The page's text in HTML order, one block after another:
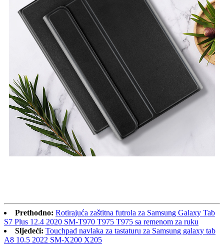
Prethodno: Rotirajuća zaštitna futrola za Samsung Galaxy Tab
S7 Plus 12.4 2020 SM-T970 T975 T975 sa remenom za ruku
Sljedeći: Touchpad navlaka za tastaturu za Samsung galaxy tab
A8 10.5 2022 SM-X200 X205